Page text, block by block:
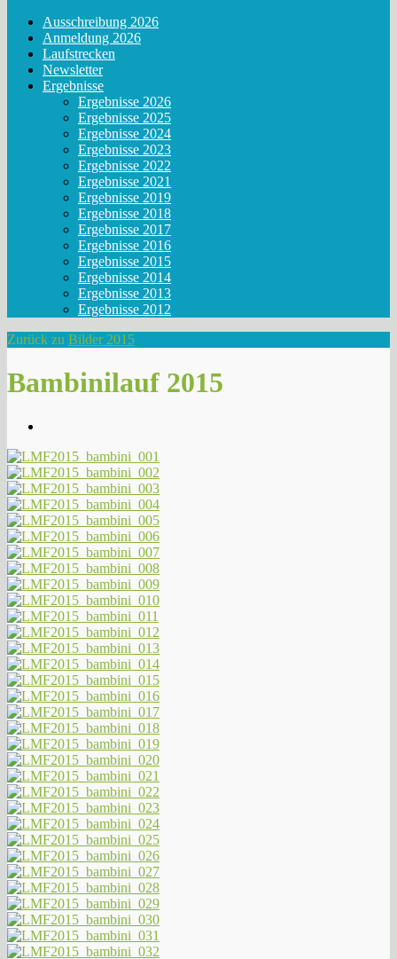
Ausschreibung 2026
Anmeldung 2026
Laufstrecken
Newsletter
Ergebnisse
Ergebnisse 2026
Ergebnisse 2025
Ergebnisse 2024
Ergebnisse 2023
Ergebnisse 2022
Ergebnisse 2021
Ergebnisse 2019
Ergebnisse 2018
Ergebnisse 2017
Ergebnisse 2016
Ergebnisse 2015
Ergebnisse 2014
Ergebnisse 2013
Ergebnisse 2012
Zurück zu Bilder 2015
Bambinilauf 2015